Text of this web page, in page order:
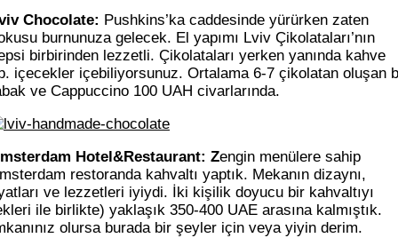
Chocolate: Pushkins’ka caddesinde yürürken zaten
burnunuza gelecek. El yapımı Lviv Çikolataları’nın
birbirinden lezzetli. Çikolataları yerken yanında kahve
içecekler içebiliyorsunuz. Ortalama 6-7 çikolatan oluşan
ve Cappuccino 100 UAH civarlarında.
Hotel&Restaurant: Zengin menülere sahip
restoranda kahvaltı yaptık. Mekanın dizaynı,
ve lezzetleri iyiydi. İki kişilik doyucu bir kahvaltıyı
ile birlikte) yaklaşık 350-400 UAE arasına kalmıştık.
olursa burada bir şeyler için veya yiyin derim.